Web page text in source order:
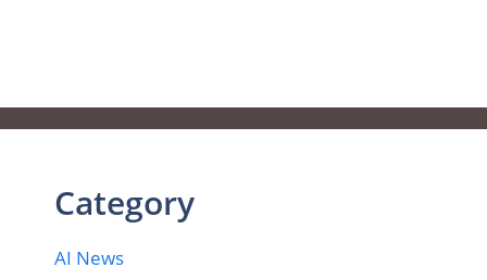
Category
AI News